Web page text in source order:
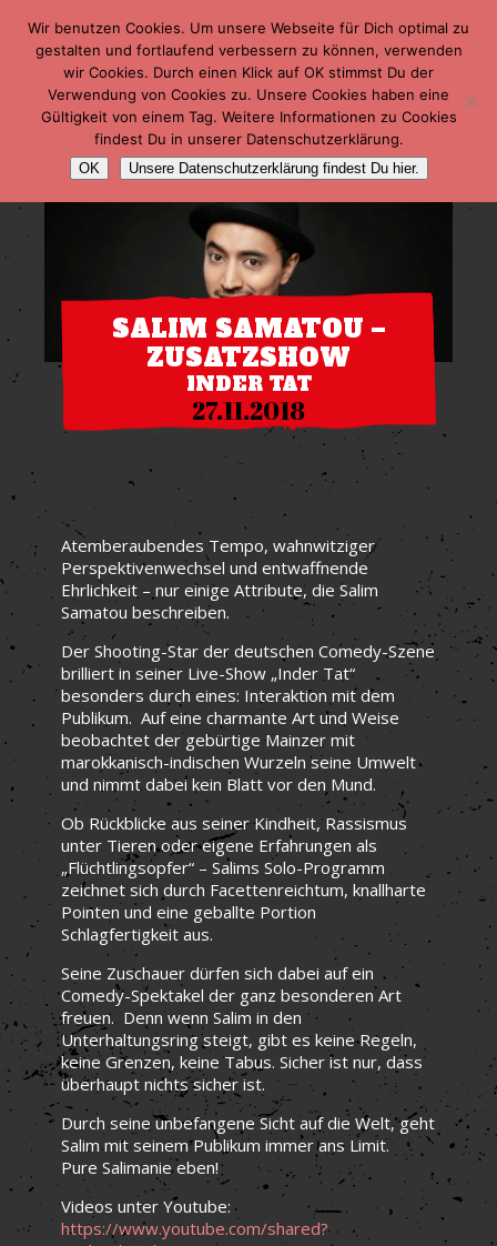
SALIM SAMATOU –
ZUSATZSHOW
INDER TAT
27.11.2018
Atemberaubendes Tempo, wahnwitziger
Perspektivenwechsel und entwaffnende
Ehrlichkeit – nur einige Attribute, die Salim
Samatou beschreiben.
Der Shooting-Star der deutschen Comedy-Szene
brilliert in seiner Live-Show „Inder Tat“
besonders durch eines: Interaktion mit dem
Publikum. Auf eine charmante Art und Weise
beobachtet der gebürtige Mainzer mit
marokkanisch-indischen Wurzeln seine Umwelt
und nimmt dabei kein Blatt vor den Mund.
Ob Rückblicke aus seiner Kindheit, Rassismus
unter Tieren oder eigene Erfahrungen als
„Flüchtlingsopfer“ – Salims Solo-Programm
zeichnet sich durch Facettenreichtum, knallharte
Pointen und eine geballte Portion
Schlagfertigkeit aus.
Seine Zuschauer dürfen sich dabei auf ein
Comedy-Spektakel der ganz besonderen Art
freuen. Denn wenn Salim in den
Unterhaltungsring steigt, gibt es keine Regeln,
keine Grenzen, keine Tabus. Sicher ist nur, dass
überhaupt nichts sicher ist.
Durch seine unbefangene Sicht auf die Welt, geht
Salim mit seinem Publikum immer ans Limit.
Pure Salimanie eben!
Videos unter Youtube:
https://www.youtube.com/shared?
Wir benutzen Cookies. Um unsere Webseite für Dich optimal zu
gestalten und fortlaufend verbessern zu können, verwenden
wir Cookies. Durch einen Klick auf OK stimmst Du der
Verwendung von Cookies zu. Unsere Cookies haben eine
Gültigkeit von einem Tag. Weitere Informationen zu Cookies
findest Du in unserer Datenschutzerklärung.
OK Unsere Datenschutzerklärung findest Du hier.